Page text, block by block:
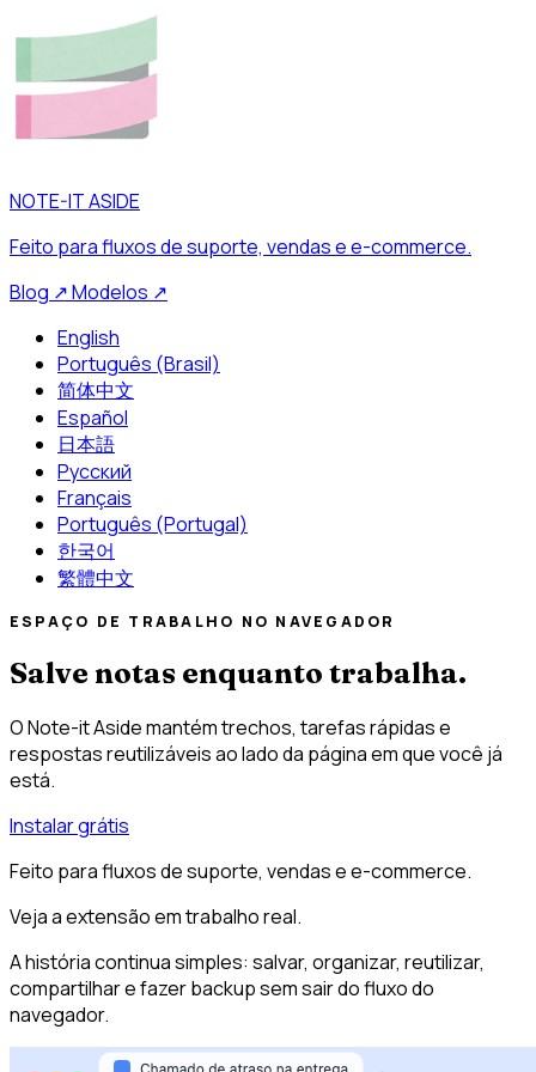
NOTE-IT ASIDE
Feito para fluxos de suporte, vendas e e-commerce.
Blog ↗Modelos ↗
English
Português (Brasil)
简体中文
Español
日本語
Русский
Français
Português (Portugal)
한국어
繁體中文
ESPAÇO DE TRABALHO NO NAVEGADOR
Salve notas enquanto trabalha.
O Note-it Aside mantém trechos, tarefas rápidas e
respostas reutilizáveis ao lado da página em que você já
está.
Instalar grátis
Feito para fluxos de suporte, vendas e e-commerce.
Veja a extensão em trabalho real.
A história continua simples: salvar, organizar, reutilizar,
compartilhar e fazer backup sem sair do fluxo do
navegador.